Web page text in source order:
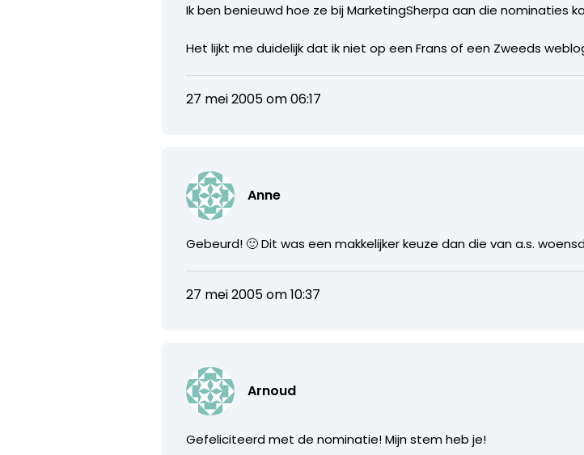
Ik ben benieuwd hoe ze bij MarketingSherpa aan die nominaties
Het lijkt me duidelijk dat ik niet op een Frans of een Zweeds
27 mei 2005 om 06:17
Anne
Gebeurd! 🙂 Dit was een makkelijker keuze dan die van a.s.
27 mei 2005 om 10:37
Arnoud
Gefeliciteerd met de nominatie! Mijn stem heb je!